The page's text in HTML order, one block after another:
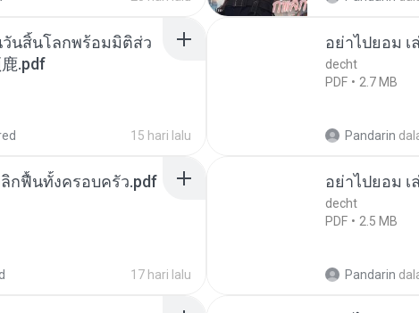
วันสิ้นโลกพร้อมมิติส่ว
.pdf
15 hari lalu
อย่าไปยอม เ
decht
PDF
2.7 MB
Pandarin
กฟื้นทั้งครอบครัว.pdf
17 hari lalu
อย่าไปยอม เ
decht
PDF
2.5 MB
Pandarin